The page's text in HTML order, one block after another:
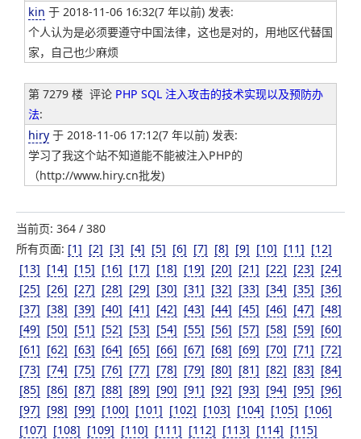
kin 于 2018-11-06 16:32(7 年以前) 发表:
个人认为是必须要遵守中国法律，这也是对的，用地区代替国
家，自己也少麻烦
第 7279 楼 评论 PHP SQL 注入攻击的技术实现以及预防办
法:
hiry 于 2018-11-06 17:12(7 年以前) 发表:
学习了我这个站不知道能不能被注入PHP的
（http://www.hiry.cn批发)
当前页: 364 / 380
所有页面: [1] [2] [3] [4] [5] [6] [7] [8] [9] [10] [11] [12]
[13] [14] [15] [16] [17] [18] [19] [20] [21] [22] [23] [24]
[25] [26] [27] [28] [29] [30] [31] [32] [33] [34] [35] [36]
[37] [38] [39] [40] [41] [42] [43] [44] [45] [46] [47] [48]
[49] [50] [51] [52] [53] [54] [55] [56] [57] [58] [59] [60]
[61] [62] [63] [64] [65] [66] [67] [68] [69] [70] [71] [72]
[73] [74] [75] [76] [77] [78] [79] [80] [81] [82] [83] [84]
[85] [86] [87] [88] [89] [90] [91] [92] [93] [94] [95] [96]
[97] [98] [99] [100] [101] [102] [103] [104] [105] [106]
[107] [108] [109] [110] [111] [112] [113] [114] [115]